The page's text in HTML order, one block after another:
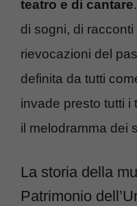
teatro e di cantare
di sogni, di
rievocazioni del
definita da tutti
invade presto tutti i
il melodramma dei
La storia della
Patrimonio